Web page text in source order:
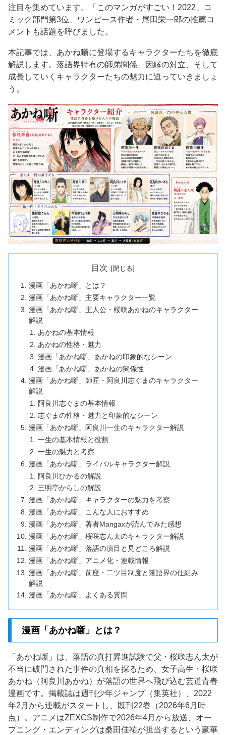
注目を集めています。「このマンガがすごい！2022」コ
ミック部門第3位、ワンピース作者・尾田栄一郎の推薦コ
メントも話題を呼びました。
本記事では、あかね噺に登場するキャラクターたちを徹底
解説します。落語界特有の師弟関係、因縁の対立、そして
成長していくキャラクターたちの魅力に迫っていきましょ
う。
目次
漫画「あかね噺」とは？
漫画「あかね噺」主要キャラクター一覧
漫画「あかね噺」主人公・桜咲あかねのキャラクター
解説
あかねの基本情報
あかねの性格・魅力
漫画「あかね噺」あかねの印象的なシーン
漫画「あかね噺」あかねの関係性
漫画「あかね噺」師匠・阿良川志ぐまのキャラクター
解説
阿良川志ぐまの基本情報
志ぐまの性格・魅力と印象的なシーン
漫画「あかね噺」阿良川一生のキャラクター解説
一生の基本情報と役割
一生の魅力と考察
漫画「あかね噺」ライバルキャラクター解説
阿良川ひかるの解説
三明亭からしの解説
漫画「あかね噺」キャラクターの魅力を考察
漫画「あかね噺」こんな人におすすめ
漫画「あかね噺」著者Mangaxが読んでみた感想
漫画「あかね噺」桜咲志ん太のキャラクター解説
漫画「あかね噺」落語の演目と見どころ解説
漫画「あかね噺」アニメ化・連載情報
漫画「あかね噺」前座・二ツ目制度と落語界の仕組み
解説
漫画「あかね噺」よくある質問
漫画「あかね噺」とは？
「あかね噺」は、落語の真打昇進試験で父・桜咲志ん太が
不当に破門された事件の真相を探るため、女子高生・桜咲
あかね（阿良川あかね）が落語の世界へ飛び込む芸道青春
漫画です。掲載誌は週刊少年ジャンプ（集英社）、2022
年2月から連載がスタートし、既刊22巻（2026年6月時
点）。アニメはZEXCS制作で2026年4月から放送、オー
プニング・エンディングは桑田佳祐が担当するという豪華